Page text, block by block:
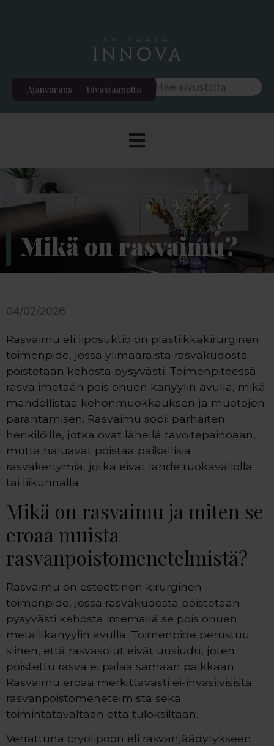
Etävastaanotto
Ajanvaraus
Mikä on rasvaimu?
04/02/2026
Rasvaimu eli liposuktio on plastiikkakirurginen
toimenpide, jossa ylimääräistä rasvakudosta
poistetaan kehosta pysyvästi. Toimenpiteessä
rasva imetään pois ohuen kanyylin avulla, mikä
mahdollistaa kehonmuokkauksen ja muotojen
parantamisen. Rasvaimu sopii parhaiten
henkilöille, jotka ovat lähellä tavoitepainoaan,
mutta haluavat poistaa paikallisia
rasvakertymiä, jotka eivät lähde ruokavaliolla
tai liikunnalla.
Mikä on rasvaimu ja miten se
eroaa muista
rasvanpoistomenetelmistä?
Rasvaimu on esteettinen kirurginen
toimenpide, jossa rasvakudosta poistetaan
pysyvästi kehosta imemällä se pois ohuen
metallikanyylin avulla. Toimenpide perustuu
siihen, että rasvasolut eivät uusiudu, joten
poistettu rasva ei palaa samaan paikkaan.
Rasvaimu eroaa merkittävästi ei-invasiivisista
rasvanpoistomenetelmistä sekä
toimintatavaltaan että tuloksiltaan.
Verrattuna cryolipoon eli rasvanjäädytykseen